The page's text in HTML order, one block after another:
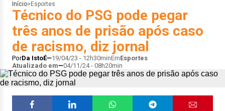
Início> Esportes
Técnico do PSG pode pegar
três anos de prisão após caso
de racismo, diz jornal
PorDa IstoÉ 19/04/23 - 12h30minEmEsportes
Atualizado em
04/11/24 - 08h20min